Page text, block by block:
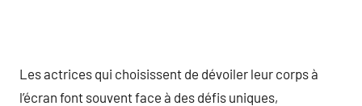
Les actrices qui choisissent de dévoiler leur corps à
l’écran font souvent face à des défis uniques,